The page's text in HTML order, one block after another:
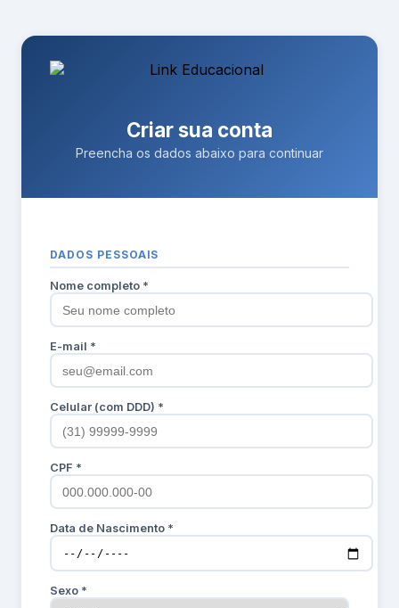
Criar sua conta
Preencha os dados abaixo para continuar
DADOS PESSOAIS
Nome completo *
E-mail *
Celular (com DDD) *
CPF *
Data de Nascimento *
Sexo *